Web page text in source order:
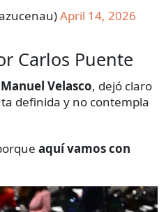
April 14, 2026
Carlos Puente
Manuel Velasco, dejó claro
definida y no contempla
aquí vamos con